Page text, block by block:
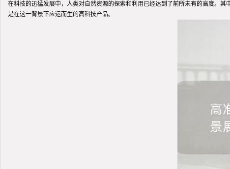
在科技的迅猛发展中，人类对自然资源的探索和利用已经达到了前所未有的高度。
是在这一背景下应运而生的高科技产品。